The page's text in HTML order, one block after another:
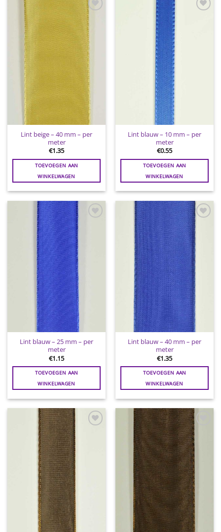
Toevoegen
aan
wenslijst
Lint beige – 40 mm – per
meter
€1.35
TOEVOEGEN AAN
WINKELWAGEN
Lint blauw – 10 mm – per
meter
€0.55
TOEVOEGEN AAN
WINKELWAGEN
Toevoegen
wenslijst
Lint blauw – 25 mm – per
meter
€1.15
TOEVOEGEN AAN
WINKELWAGEN
Toevoegen
aan
wenslijst
Lint blauw – 40 mm – per
meter
€1.35
TOEVOEGEN AAN
WINKELWAGEN
Toevoegen
Toevoegen
aan
wenslijst